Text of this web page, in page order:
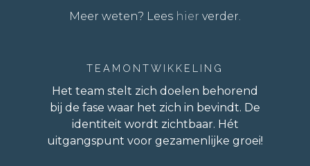
Meer weten? Lees hier verder.
TEAMONTWIKKELING
Het team stelt zich doelen behorend
bij de fase waar het zich in bevindt. De
identiteit wordt zichtbaar. Hét
uitgangspunt voor gezamenlijke groei!